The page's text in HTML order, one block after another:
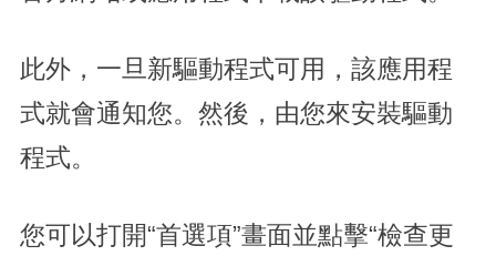
此外，一旦新驅動程式可用，該應用程
式就會通知您。然後，由您來安裝驅動
程式。
您可以打開“首選項”畫面並點擊“檢查更